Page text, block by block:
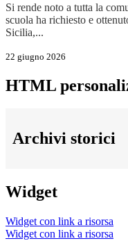
Si rende noto a tutta la
scuola ha richiesto e
Sicilia,...
22 giugno 2026
HTML
Archivi storici
Widget
Widget con link a risorsa
Widget con link a risorsa